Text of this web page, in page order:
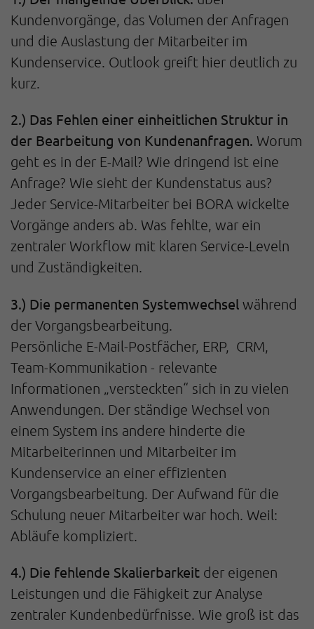
Kundenvorgänge, das Volumen der Anfragen
und die Auslastung der Mitarbeiter im
Kundenservice. Outlook greift hier deutlich zu
kurz.
2.) Das Fehlen einer einheitlichen Struktur in
der Bearbeitung von Kundenanfragen. Worum
geht es in der E-Mail? Wie dringend ist eine
Anfrage? Wie sieht der Kundenstatus aus?
Jeder Service-Mitarbeiter bei BORA wickelte
Vorgänge anders ab. Was fehlte, war ein
zentraler Workflow mit klaren Service-Leveln
und Zuständigkeiten.
3.) Die permanenten Systemwechsel während
der Vorgangsbearbeitung.
Persönliche E-Mail-Postfächer, ERP, CRM,
Team-Kommunikation - relevante
Informationen „versteckten“ sich in zu vielen
Anwendungen. Der ständige Wechsel von
einem System ins andere hinderte die
Mitarbeiterinnen und Mitarbeiter im
Kundenservice an einer effizienten
Vorgangsbearbeitung. Der Aufwand für die
Schulung neuer Mitarbeiter war hoch. Weil:
Abläufe kompliziert.
4.) Die fehlende Skalierbarkeit der eigenen
Leistungen und die Fähigkeit zur Analyse
zentraler Kundenbedürfnisse. Wie groß ist das